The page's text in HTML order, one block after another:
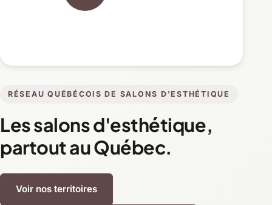
RÉSEAU QUÉBÉCOIS DE SALONS D'ESTHÉTIQUE
Les salons d'esthétique,
partout au Québec.
Voir nos territoires